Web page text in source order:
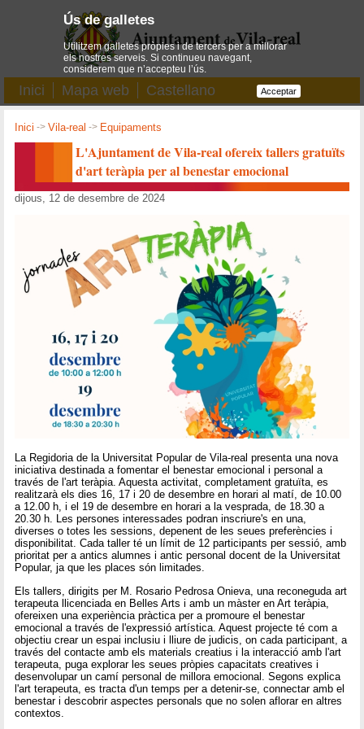
Inici Mapa web Castellano
Inici ->Vila-real -> Equipaments
L'Ajuntament de Vila-real ofereix tallers gratuïts
d'art teràpia per al benestar emocional
dijous, 12 de desembre de 2024
La Regidoria de la Universitat Popular de Vila-real presenta una nova
iniciativa destinada a fomentar el benestar emocional i personal a
través de l'art teràpia. Aquesta activitat, completament gratuïta, es
realitzarà els dies 16, 17 i 20 de desembre en horari al matí, de 10.00
a 12.00 h, i el 19 de desembre en horari a la vesprada, de 18.30 a
20.30 h. Les persones interessades podran inscriure's en una,
diverses o totes les sessions, depenent de les seues preferències i
disponibilitat. Cada taller té un límit de 12 participants per sessió, amb
prioritat per a antics alumnes i antic personal docent de la Universitat
Popular, ja que les places són limitades.
Els tallers, dirigits per M. Rosario Pedrosa Onieva, una reconeguda art
terapeuta llicenciada en Belles Arts i amb un màster en Art teràpia,
ofereixen una experiència pràctica per a promoure el benestar
emocional a través de l'expressió artística. Aquest projecte té com a
objectiu crear un espai inclusiu i lliure de judicis, on cada participant, a
través del contacte amb els materials creatius i la interacció amb l'art
terapeuta, puga explorar les seues pròpies capacitats creatives i
desenvolupar un camí personal de millora emocional. Segons explica
l'art terapeuta, es tracta d'un temps per a detenir-se, connectar amb el
benestar i descobrir aspectes personals que no solen aflorar en altres
contextos.
Ús de galletes
Utilitzem galletes pròpies i de tercers per a millorar
els nostres serveis. Si continueu navegant,
considerem que n’accepteu l’ús.
Acceptar